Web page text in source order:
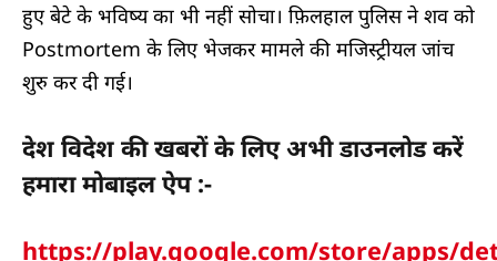
हुए बेटे के भविष्य का भी नहीं सोचा। फ़िलहाल पुलिस ने शव को
Postmortem के लिए भेजकर मामले की मजिस्ट्रीयल जांच
शुरु कर दी गई।
देश विदेश की खबरों के लिए अभी डाउनलोड करें
हमारा मोबाइल ऐप :-
https://play.google.com/store/apps/